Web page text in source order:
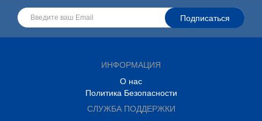
ИНФОРМАЦИЯ
О нас
Политика Безопасности
СЛУЖБА ПОДДЕРЖКИ